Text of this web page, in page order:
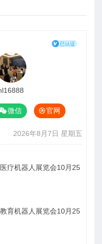
微信 官网
2026年8月7日 星期五
疗机器人展览会10月25
育机器人展览会10月25